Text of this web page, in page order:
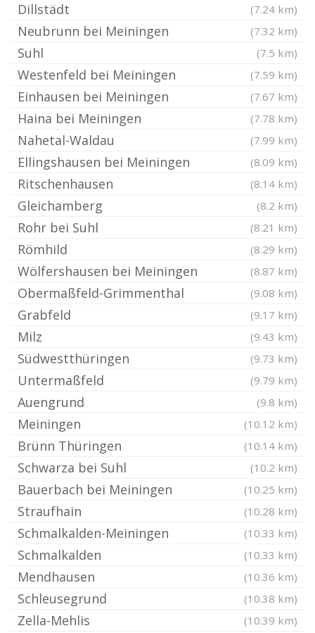
Dillstädt (7.24 km)
Neubrunn bei Meiningen (7.32 km)
Suhl (7.5 km)
Westenfeld bei Meiningen (7.59 km)
Einhausen bei Meiningen (7.67 km)
Haina bei Meiningen (7.78 km)
Nahetal-Waldau (7.99 km)
Ellingshausen bei Meiningen (8.09 km)
Ritschenhausen (8.14 km)
Gleichamberg (8.2 km)
Rohr bei Suhl (8.21 km)
Römhild (8.29 km)
Wölfershausen bei Meiningen (8.87 km)
Obermaßfeld-Grimmenthal (9.08 km)
Grabfeld (9.17 km)
Milz (9.43 km)
Südwestthüringen (9.73 km)
Untermaßfeld (9.79 km)
Auengrund (9.8 km)
Meiningen (10.12 km)
Brünn Thüringen (10.14 km)
Schwarza bei Suhl (10.2 km)
Bauerbach bei Meiningen (10.25 km)
Straufhain (10.28 km)
Schmalkalden-Meiningen (10.33 km)
Schmalkalden (10.33 km)
Mendhausen (10.36 km)
Schleusegrund (10.38 km)
Zella-Mehlis (10.39 km)